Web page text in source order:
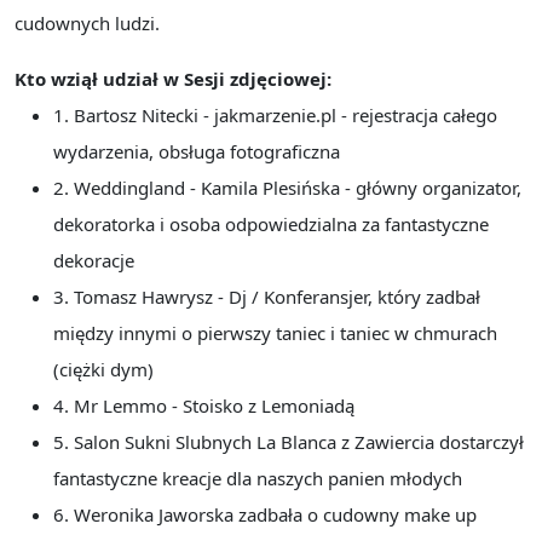
cudownych ludzi.
Kto wziął udział w Sesji zdjęciowej:
1. Bartosz Nitecki - jakmarzenie.pl - rejestracja całego
wydarzenia, obsługa fotograficzna
2. Weddingland - Kamila Plesińska - główny organizator,
dekoratorka i osoba odpowiedzialna za fantastyczne
dekoracje
3. Tomasz Hawrysz - Dj / Konferansjer, który zadbał
między innymi o pierwszy taniec i taniec w chmurach
(ciężki dym)
4. Mr Lemmo - Stoisko z Lemoniadą
5. Salon Sukni Slubnych La Blanca z Zawiercia dostarczył
fantastyczne kreacje dla naszych panien młodych
6. Weronika Jaworska zadbała o cudowny make up